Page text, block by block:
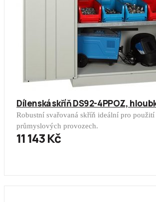
Dílenská skříň DS92-4PPOZ,
Robustní svařovaná skříň ideální pro použití
průmyslových provozech.
11 143 Kč